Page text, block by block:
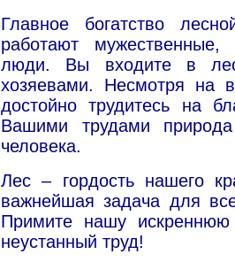
Главное богатство
работают
люди. Вы входите в
хозяевами. Несмотря на
достойно трудитесь на
Вашими трудами
человека.
Лес – гордость нашего
важнейшая задача для
Примите нашу искреннюю
неустанный труд!